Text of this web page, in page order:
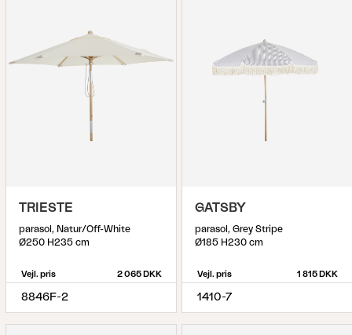
TRIESTE
parasol, Natur/Off-White
Ø250 H235 cm
Vejl. pris 2 065 DKK
8846F-2
GATSBY
parasol, Grey Stripe
Ø185 H230 cm
Vejl. pris 1 815 DKK
1410-7